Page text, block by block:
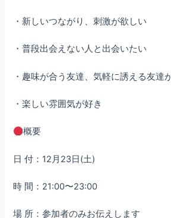
・新しいつながり、刺激が欲しい
・普段出会えない人と出会いたい
・趣味が合う友達、気軽に誘える友達
・楽しい雰囲気が好き
概要
日 付：12月23日(土)
時 間：21:00〜23:00
場 所：参加者のみお伝えします